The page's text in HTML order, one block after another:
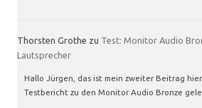
Thorsten Grothe zu Test: Monitor Audio
Lautsprecher
Hallo Jürgen, das ist mein zweiter Beitrag
Testbericht zu den Monitor Audio Bronze